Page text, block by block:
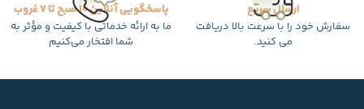
ارسال سریع
سفارش خود را با سرعت بالا دریافت
می کنید.
پاسخگویی آنلاین 10 صبح تا 7 غروب
ما به ارائه خدماتی با کیفیت و مؤثر به
شما افتخار می‌کنیم